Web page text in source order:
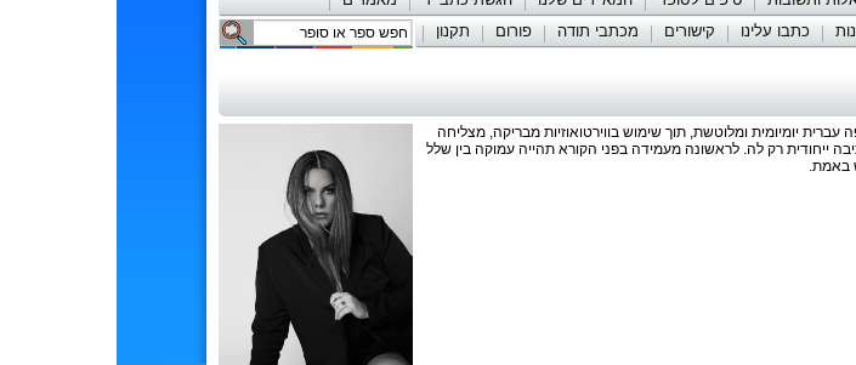
כתבו עלינו קישורים מכתבי תודה פורום תקנון יצירת קשר
עברית יומיומית ומלוטשת, תוך שימוש בווירטואוזיות מבריקה, מצליחה
ייחודית רק לה. לראשונה מעמידה בפני הקורא תהייה עמוקה בין שלל
באמת.